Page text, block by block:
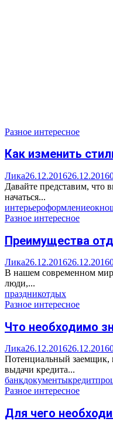
Разное интересное
Как изменить
Лика26.12.201626.12.2016
Давайте представим, что
начаться...
интерьероформлениеокно
Разное интересное
Преимущества
Лика26.12.201626.12.2016
В нашем современном
люди,...
праздникотдых
Разное интересное
Что необходимо
Лика26.12.201626.12.2016
Потенциальный заемщик,
выдачи кредита...
банкдокументыкредит
Разное интересное
Для чего